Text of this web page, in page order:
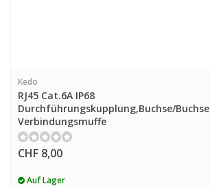
Kedo
RJ45 Cat.6A IP68
Durchführungskupplung,Buchse/Buchse
Verbindungsmuffe
CHF 8,00
Auf Lager